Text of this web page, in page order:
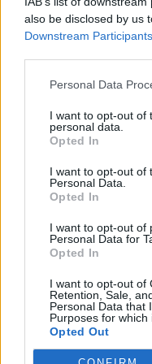
also be disclosed by us
Downstream Participants
Personal Data
I want to opt-out of
personal data.
Opted In
I want to opt-out of
Personal Data.
Opted In
I want to opt-out of
Personal Data for
Opted In
I want to opt-out of
Retention, Sale,
Personal Data that
Purposes for which
Opted Out